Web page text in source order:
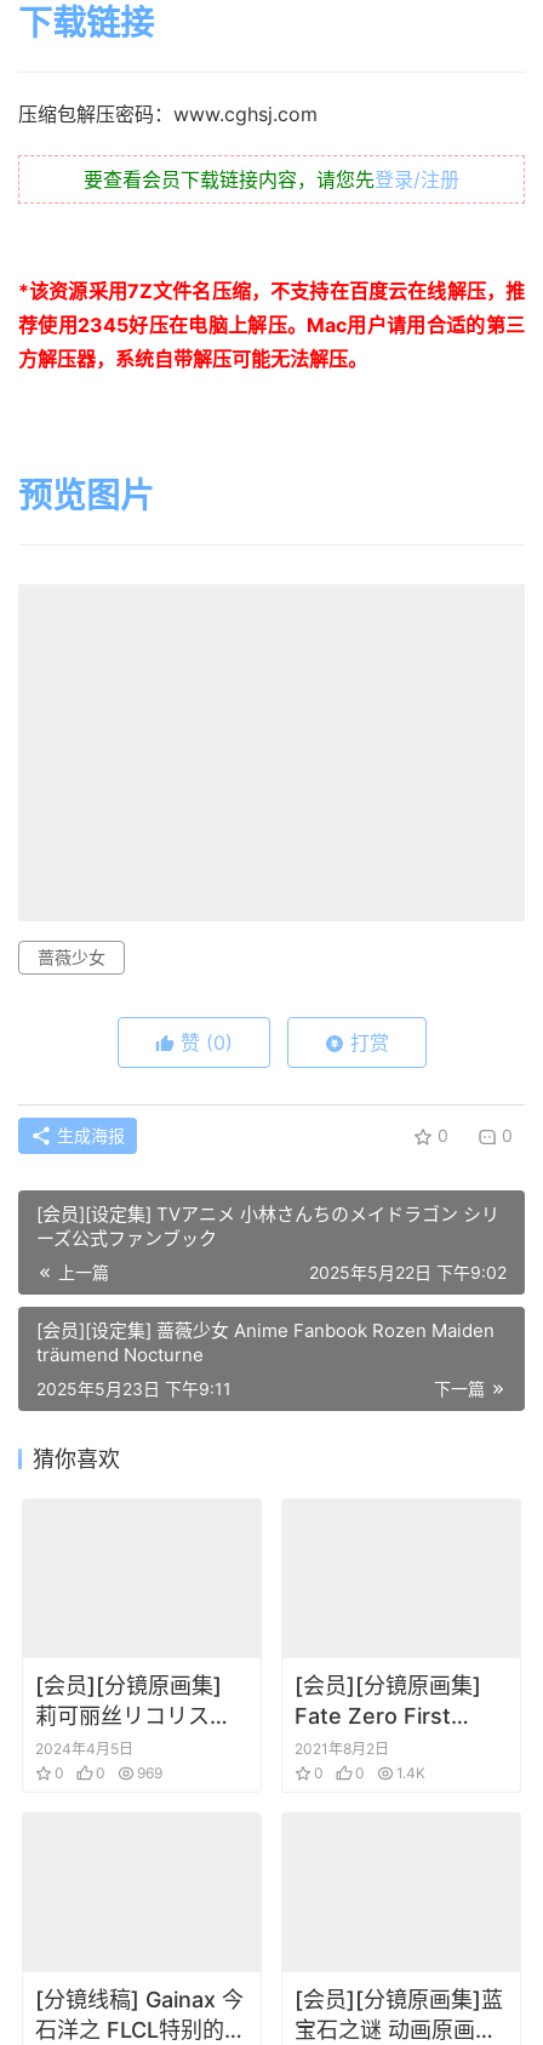
下载链接
压缩包解压密码：www.cghsj.com
要查看会员下载链接内容，请您先登录/注册
*该资源采用7Z文件名压缩，不支持在百度云在线解压，推
荐使用2345好压在电脑上解压。 Mac用户请用合适的第三
方解压器，系统自带解压可能无法解压。
预览图片
蔷薇少女
赞 (0) 打赏
生成海报 0 0
[会员][设定集] TVアニメ 小林さんちのメイドラゴン シリ
ーズ公式ファンブック
上一篇 2025年5月22日 下午9:02
[会员][设定集] 蔷薇少女 Anime Fanbook Rozen Maiden
träumend Nocturne
下一篇
2025年5月23日 下午9:11
猜你喜欢
[会员][分镜原画集]
莉可丽丝リコリス・
リコイル 総作監スク
リプト
2024年4月5日
0
0 969
[会员][分镜原画集]
Fate Zero First
Season 动画分镜线
稿设定原画集
2021年8月2日
0
0 1.4K
[分镜线稿] Gainax 今
石洋之 FLCL特别的她
[会员][分镜原画集]蓝
宝石之谜 动画原画集